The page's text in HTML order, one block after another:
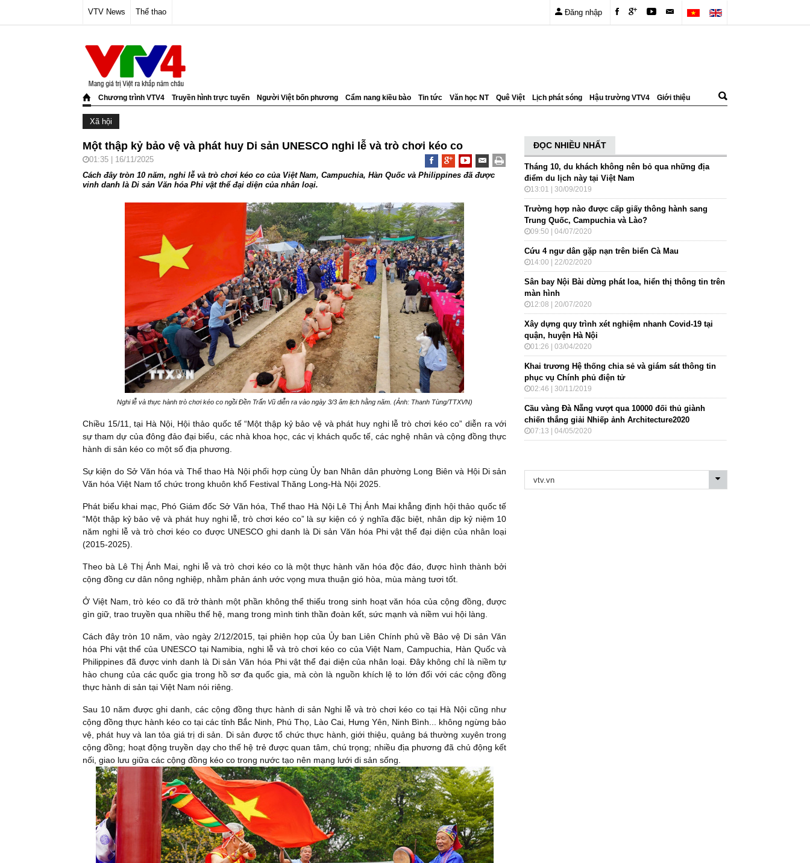
VTV News Thể thao Đăng nhập
Chương trình VTV4 Truyền hình trực tuyến Người Việt bốn phương Cẩm nang kiều bào Tin tức Văn học NT Quê Việt Lịch phát sóng Hậu trường VTV4 Giới thiệu
Xã hội
Một thập kỷ bảo vệ và phát huy Di sản UNESCO nghi lễ và trò chơi kéo co
01:35 | 16/11/2025
Cách đây tròn 10 năm, nghi lễ và trò chơi kéo co của Việt Nam, Campuchia, Hàn Quốc và Philippines đã được
vinh danh là Di sản Văn hóa Phi vật thể đại diện của nhân loại.
Nghi lễ và thực hành trò chơi kéo co ngồi Đền Trấn Vũ diễn ra vào ngày 3/3 âm lịch hằng năm. (Ảnh: Thanh Tùng/TTXVN)
Chiều 15/11, tại Hà Nội, Hội thảo quốc tế “Một thập kỷ bảo vệ và phát huy nghi lễ trò chơi kéo co” diễn ra với
sự tham dự của đông đảo đại biểu, các nhà khoa học, các vị khách quốc tế, các nghệ nhân và cộng đồng thực
hành di sản kéo co một số địa phương.
Sự kiện do Sở Văn hóa và Thể thao Hà Nội phối hợp cùng Ủy ban Nhân dân phường Long Biên và Hội Di sản
Văn hóa Việt Nam tổ chức trong khuôn khổ Festival Thăng Long-Hà Nội 2025.
Phát biểu khai mạc, Phó Giám đốc Sở Văn hóa, Thể thao Hà Nội Lê Thị Ánh Mai khẳng định hội thảo quốc tế
“Một thập kỷ bảo vệ và phát huy nghi lễ, trò chơi kéo co” là sự kiện có ý nghĩa đặc biệt, nhân dịp kỷ niệm 10
năm nghi lễ và trò chơi kéo co được UNESCO ghi danh là Di sản Văn hóa Phi vật thể đại diện của nhân loại
(2015-2025).
Theo bà Lê Thị Ánh Mai, nghi lễ và trò chơi kéo co là một thực hành văn hóa độc đáo, được hình thành bởi
cộng đồng cư dân nông nghiệp, nhằm phản ánh ước vọng mưa thuận gió hòa, mùa màng tươi tốt.
Ở Việt Nam, trò kéo co đã trở thành một phần không thể thiếu trong sinh hoạt văn hóa của cộng đồng, được
gìn giữ, trao truyền qua nhiều thế hệ, mang trong mình tinh thần đoàn kết, sức mạnh và niềm vui hội làng.
Cách đây tròn 10 năm, vào ngày 2/12/2015, tại phiên họp của Ủy ban Liên Chính phủ về Bảo vệ Di sản Văn
hóa Phi vật thể của UNESCO tại Namibia, nghi lễ và trò chơi kéo co của Việt Nam, Campuchia, Hàn Quốc và
Philippines đã được vinh danh là Di sản Văn hóa Phi vật thể đại diện của nhân loại. Đây không chỉ là niềm tự
hào chung của các quốc gia trong hồ sơ đa quốc gia, mà còn là nguồn khích lệ to lớn đối với các cộng đồng
thực hành di sản tại Việt Nam nói riêng.
Sau 10 năm được ghi danh, các cộng đồng thực hành di sản Nghi lễ và trò chơi kéo co tại Hà Nội cũng như
cộng đồng thực hành kéo co tại các tỉnh Bắc Ninh, Phú Thọ, Lào Cai, Hưng Yên, Ninh Bình... không ngừng bảo
vệ, phát huy và lan tỏa giá trị di sản. Di sản được tổ chức thực hành, giới thiệu, quảng bá thường xuyên trong
cộng đồng; hoạt động truyền dạy cho thế hệ trẻ được quan tâm, chú trọng; nhiều địa phương đã chủ động kết
nối, giao lưu giữa các cộng đồng kéo co trong nước tạo nên mạng lưới di sản sống.
ĐỌC NHIỀU NHẤT
Tháng 10, du khách không nên bỏ qua những địa
điểm du lịch này tại Việt Nam
13:01 | 30/09/2019
Trường hợp nào được cấp giấy thông hành sang
Trung Quốc, Campuchia và Lào?
09:50 | 04/07/2020
Cứu 4 ngư dân gặp nạn trên biển Cà Mau
14:00 | 22/02/2020
Sân bay Nội Bài dừng phát loa, hiển thị thông tin trên
màn hình
12:08 | 20/07/2020
Xây dựng quy trình xét nghiệm nhanh Covid-19 tại
quận, huyện Hà Nội
01:26 | 03/04/2020
Khai trương Hệ thống chia sẻ và giám sát thông tin
phục vụ Chính phủ điện tử
02:46 | 30/11/2019
Cầu vàng Đà Nẵng vượt qua 10000 đối thủ giành
chiến thắng giải Nhiếp ảnh Architecture2020
07:13 | 04/05/2020